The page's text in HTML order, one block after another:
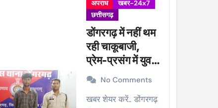
अपराध
खबर-24x7
छत्तीसगढ़
डोंगरगढ़ में नहीं थम
रही चाकूबाजी,
प्रेम-प्रसंग में युवक
पर हमलाNo Comments
खबर शेयर करें.. डोंगरगढ़